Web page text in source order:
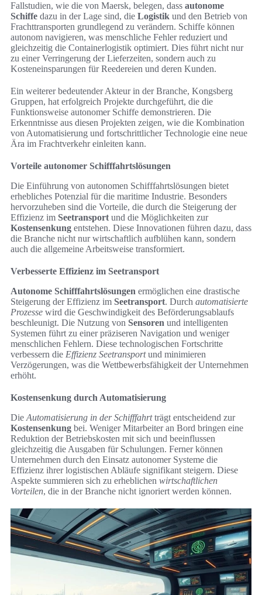
Fallstudien, wie die von Maersk, belegen, dass autonome
Schiffe dazu in der Lage sind, die Logistik und den Betrieb von
Frachttransporten grundlegend zu verändern. Schiffe können
autonom navigieren, was menschliche Fehler reduziert und
gleichzeitig die Containerlogistik optimiert. Dies führt nicht nur
zu einer Verringerung der Lieferzeiten, sondern auch zu
Kosteneinsparungen für Reedereien und deren Kunden.
Ein weiterer bedeutender Akteur in der Branche, Kongsberg
Gruppen, hat erfolgreich Projekte durchgeführt, die die
Funktionsweise autonomer Schiffe demonstrieren. Die
Erkenntnisse aus diesen Projekten zeigen, wie die Kombination
von Automatisierung und fortschrittlicher Technologie eine neue
Ära im Frachtverkehr einleiten kann.
Vorteile autonomer Schifffahrtslösungen
Die Einführung von autonomen Schifffahrtslösungen bietet
erhebliches Potenzial für die maritime Industrie. Besonders
hervorzuheben sind die Vorteile, die durch die Steigerung der
Effizienz im Seetransport und die Möglichkeiten zur
Kostensenkung entstehen. Diese Innovationen führen dazu, dass
die Branche nicht nur wirtschaftlich aufblühen kann, sondern
auch die allgemeine Arbeitsweise transformiert.
Verbesserte Effizienz im Seetransport
Autonome Schifffahrtslösungen ermöglichen eine drastische
Steigerung der Effizienz im Seetransport. Durch automatisierte
Prozesse wird die Geschwindigkeit des Beförderungsablaufs
beschleunigt. Die Nutzung von Sensoren und intelligenten
Systemen führt zu einer präziseren Navigation und weniger
menschlichen Fehlern. Diese technologischen Fortschritte
verbessern die Effizienz Seetransportund minimieren
Verzögerungen, was die Wettbewerbsfähigkeit der Unternehmen
erhöht.
Kostensenkung durch Automatisierung
Die Automatisierung in der Schifffahrtträgt entscheidend zur
Kostensenkung bei. Weniger Mitarbeiter an Bord bringen eine
Reduktion der Betriebskosten mit sich und beeinflussen
gleichzeitig die Ausgaben für Schulungen. Ferner können
Unternehmen durch den Einsatz autonomer Systeme die
Effizienz ihrer logistischen Abläufe signifikant steigern. Diese
Aspekte summieren sich zu erheblichen wirtschaftlichen
Vorteilen, die in der Branche nicht ignoriert werden können.